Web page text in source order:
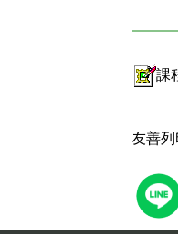
課
友善列